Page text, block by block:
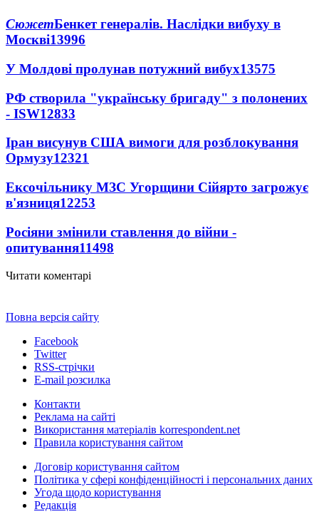
СюжетБенкет генералів. Наслідки вибуху в
Москві13996
У Молдові пролунав потужний вибух13575
РФ створила "українську бригаду" з полонених
- ISW12833
Іран висунув США вимоги для розблокування
Ормузу12321
Ексочільнику МЗС Угорщини Сійярто загрожує
в'язниця12253
Росіяни змінили ставлення до війни -
опитування11498
Читати коментарі
Повна версія сайту
Facebook
Twitter
RSS-стрічки
E-mail розсилка
Контакти
Реклама на сайті
Використання матеріалів korrespondent.net
Правила користування сайтом
Договір користування сайтом
Політика у сфері конфіденційності і персональних даних
Угода щодо користування
Редакція